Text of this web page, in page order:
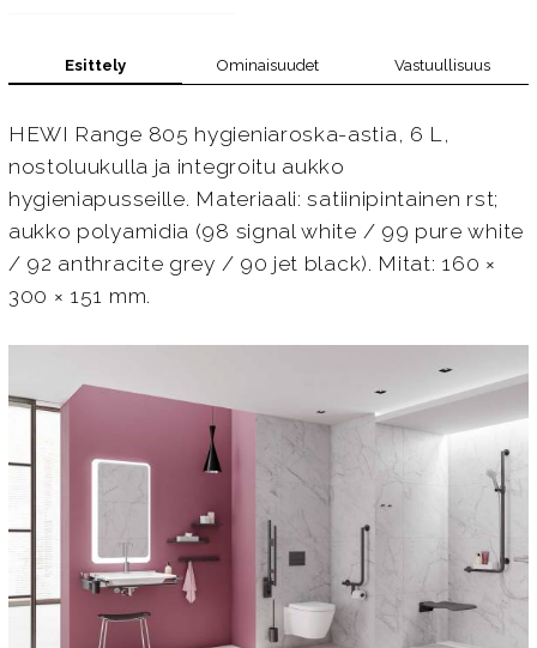
Esittely Ominaisuudet Vastuullisuus
HEWI Range 805 hygieniaroska-astia, 6 L,
nostoluukulla ja integroitu aukko
hygieniapusseille. Materiaali: satiinipintainen rst;
aukko polyamidia (98 signal white / 99 pure white
/ 92 anthracite grey / 90 jet black). Mitat: 160 ×
300 × 151 mm.